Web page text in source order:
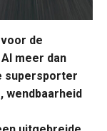
de
meer dan
supersporter
wendbaarheid